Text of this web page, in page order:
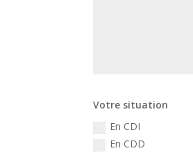
Votre situation
En CDI
En CDD